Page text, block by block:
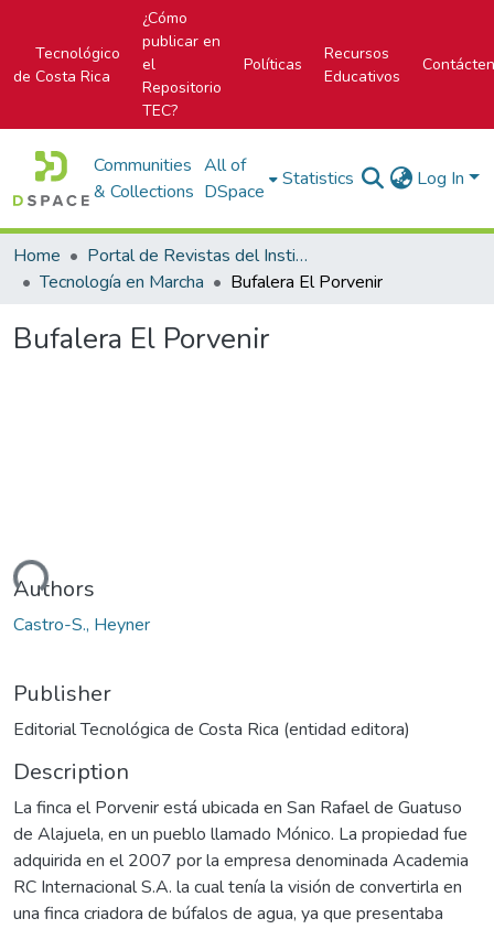
Tecnológico
de Costa Rica
¿Cómo
publicar en
el
Repositorio
TEC?
Políticas
Recursos
Educativos
Communities
& Collections
All of
DSpace
Statistics Log In
Home
Portal de Revistas del Instituto Tecnológico de Costa Rica
Tecnología en Marcha
Bufalera El Porvenir
Bufalera El Porvenir
Authors
Castro-S., Heyner
Publisher
Editorial Tecnológica de Costa Rica (entidad editora)
Description
La finca el Porvenir está ubicada en San Rafael de Guatuso
de Alajuela, en un pueblo llamado Mónico. La propiedad fue
adquirida en el 2007 por la empresa denominada Academia
RC Internacional S.A. la cual tenía la visión de convertirla en
una finca criadora de búfalos de agua, ya que presentaba